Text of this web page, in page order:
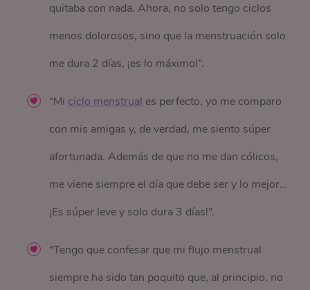
quitaba con nada. Ahora, no solo tengo ciclos
menos dolorosos, sino que la menstruación solo
me dura 2 días, ¡es lo máximo!”.
“Mi ciclo menstrual es perfecto, yo me comparo
con mis amigas y, de verdad, me siento súper
afortunada. Además de que no me dan cólicos,
me viene siempre el día que debe ser y lo mejor…
¡Es súper leve y solo dura 3 días!”.
“Tengo que confesar que mi flujo menstrual
siempre ha sido tan poquito que, al principio, no